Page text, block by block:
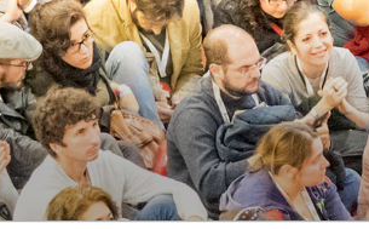
Performance.